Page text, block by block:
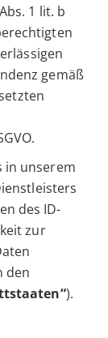
1 lit. b
gemäß
in unserem
des ID-
zur
den
).